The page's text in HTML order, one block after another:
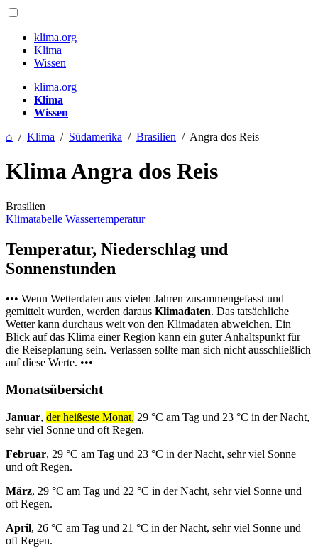
klima.org
Klima
Wissen
klima.org
Klima
Wissen
⌂ / Klima / Südamerika / Brasilien / Angra dos Reis
Klima Angra dos Reis
Brasilien
Klimatabelle Wassertemperatur
Temperatur, Niederschlag und
Sonnenstunden
••• Wenn Wetterdaten aus vielen Jahren zusammengefasst und
gemittelt wurden, werden daraus Klimadaten. Das tatsächliche
Wetter kann durchaus weit von den Klimadaten abweichen. Ein
Blick auf das Klima einer Region kann ein guter Anhaltspunkt für
die Reiseplanung sein. Verlassen sollte man sich nicht ausschließlich
auf diese Werte. •••
Monatsübersicht
Januar, der heißeste Monat, 29 °C am Tag und 23 °C in der Nacht,
sehr viel Sonne und oft Regen.
Februar, 29 °C am Tag und 23 °C in der Nacht, sehr viel Sonne
und oft Regen.
März, 29 °C am Tag und 22 °C in der Nacht, sehr viel Sonne und
oft Regen.
April, 26 °C am Tag und 21 °C in der Nacht, sehr viel Sonne und
oft Regen.